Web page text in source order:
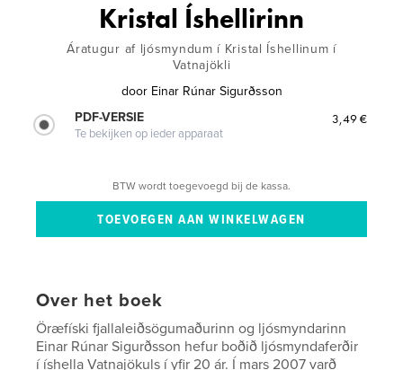
Kristal Íshellirinn
Áratugur af ljósmyndum í Kristal Íshellinum í
Vatnajökli
door Einar Rúnar Sigurðsson
PDF-VERSIE
Te bekijken op ieder apparaat
3,49 €
BTW wordt toegevoegd bij de kassa.
Over het boek
Öræfíski fjallaleiðsögumaðurinn og ljósmyndarinn
Einar Rúnar Sigurðsson hefur boðið ljósmyndaferðir
í íshella Vatnajökuls í yfir 20 ár. Í mars 2007 varð